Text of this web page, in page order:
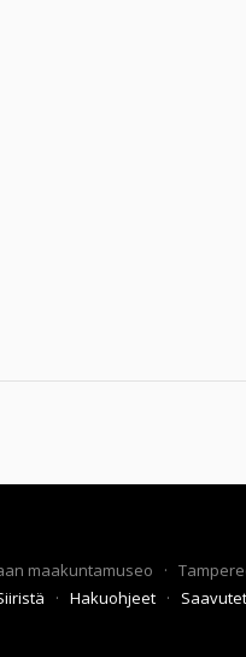
maakuntamuseo ·
· Hakuohjeet ·